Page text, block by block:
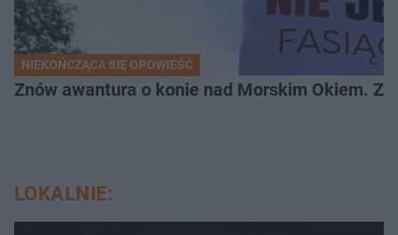
NIEKOŃCZĄCA SIĘ OPOWIEŚĆ
Znów awantura o konie nad Morskim Okiem.
LOKALNIE: